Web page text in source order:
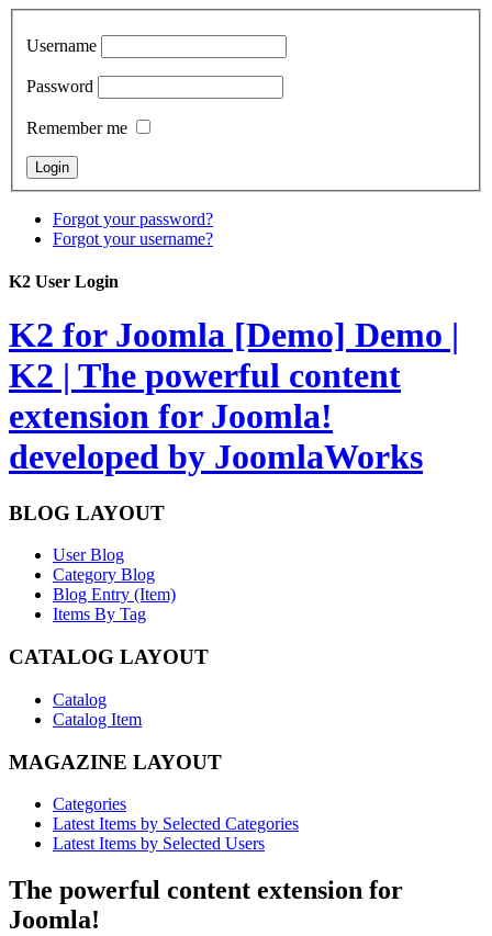
Username
Password
Remember me
Forgot your password?
Forgot your username?
K2 User Login
K2 for Joomla [Demo] Demo |
K2 | The powerful content
extension for Joomla!
developed by JoomlaWorks
BLOG LAYOUT
User Blog
Category Blog
Blog Entry (Item)
Items By Tag
CATALOG LAYOUT
Catalog
Catalog Item
MAGAZINE LAYOUT
Categories
Latest Items by Selected Categories
Latest Items by Selected Users
The powerful content extension for
Joomla!